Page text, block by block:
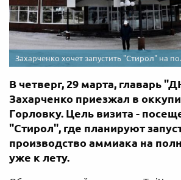
Захарченко хочет запустить "Стирол" на
В четверг, 29 марта, главарь
Захарченко приезжал в
Горловку. Цель визита -
"Стирол", где планируют
производство аммиака на
уже к лету.